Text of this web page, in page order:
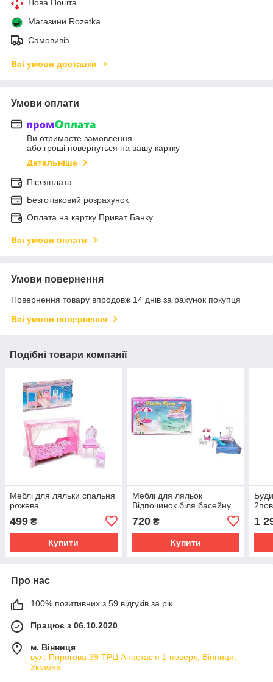
Нова Пошта
Магазини Rozetka
Самовивіз
Всі умови доставки
Умови оплати
Ви отримаєте замовлення
або гроші повернуться на вашу картку
Детальніше
Післяплата
Безготівковий розрахунок
Оплата на картку Приват Банку
Всі умови оплати
Умови повернення
Повернення товару впродовж 14 днів за рахунок покупця
Всі умови повернення
Подібні товари компанії
Меблі для ляльки спальня
рожева
499 ₴
Купити
Меблі для ляльок
Відпочинок біля басейну
720₴
Купити
1
Про нас
100% позитивних з 59 відгуків за рік
Працює з 06.10.2020
м. Вінниця
вул. Пирогова 39 ТРЦ Анастасія 1 поверх, Вінниця,
Україна